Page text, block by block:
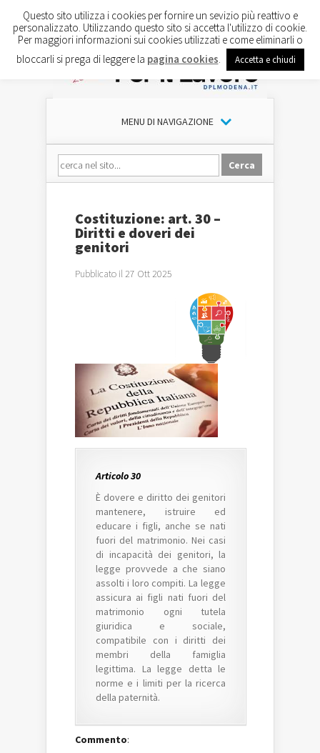
MENU DI NAVIGAZIONE
Costituzione: art. 30 –
Diritti e doveri dei
genitori
Pubblicato il 27 Ott 2025
Articolo 30
È dovere e diritto dei genitori
mantenere, istruire ed
educare i figli, anche se nati
fuori del matrimonio. Nei casi
di incapacità dei genitori, la
legge provvede a che siano
assolti i loro compiti. La legge
assicura ai figli nati fuori del
matrimonio ogni tutela
giuridica e sociale,
compatibile con i diritti dei
membri della famiglia
legittima. La legge detta le
norme e i limiti per la ricerca
della paternità.
Commento:
Questo sito utilizza i cookies per fornire un sevizio più reattivo e
personalizzato. Utilizzando questo sito si accetta l'utilizzo di cookie.
Per maggiori informazioni sui cookies utilizzati e come eliminarli o
bloccarli si prega di leggere la pagina cookies Accetta e chiudi